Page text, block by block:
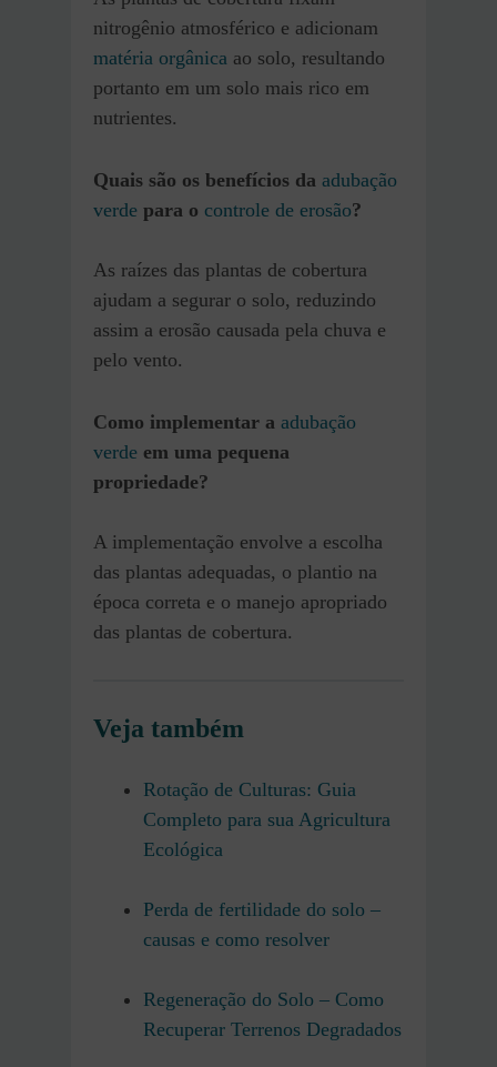
nitrogênio atmosférico e adicionam
matéria orgânica ao solo, resultando
portanto em um solo mais rico em
nutrientes.
Quais são os benefícios da adubação
verde para o controle de erosão?
As raízes das plantas de cobertura
ajudam a segurar o solo, reduzindo
assim a erosão causada pela chuva e
pelo vento.
Como implementar a adubação
verde em uma pequena
propriedade?
A implementação envolve a escolha
das plantas adequadas, o plantio na
época correta e o manejo apropriado
das plantas de cobertura.
Veja também
Rotação de Culturas: Guia
Completo para sua Agricultura
Ecológica
Perda de fertilidade do solo –
causas e como resolver
Regeneração do Solo – Como
Recuperar Terrenos Degradados